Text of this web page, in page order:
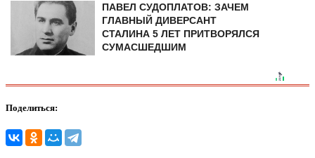
ПАВЕЛ СУДОПЛАТОВ: ЗАЧЕМ
ГЛАВНЫЙ ДИВЕРСАНТ
СТАЛИНА 5 ЛЕТ ПРИТВОРЯЛСЯ
СУМАСШЕДШИМ
Поделиться: